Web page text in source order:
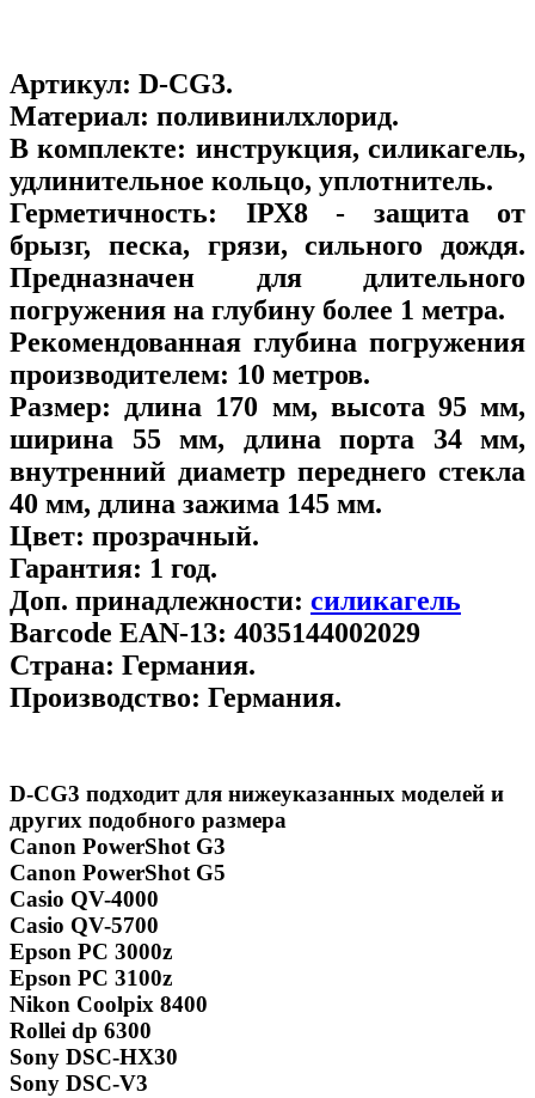
Артикул: D-CG3.
Материал: поливинилхлорид.
В комплекте: инструкция, силикагель,
удлинительное кольцо, уплотнитель.
Герметичность: IРХ8 - защита от
брызг, песка, грязи, сильного дождя.
Предназначен для длительного
погружения на глубину более 1 метра.
Рекомендованная глубина погружения
производителем: 10 метров.
Размер: длина 170 мм, высота 95 мм,
ширина 55 мм, длина порта 34 мм,
внутренний диаметр переднего стекла
40 мм, длина зажима 145 мм.
Цвет: прозрачный.
Гарантия: 1 год.
Доп. принадлежности: cиликагель
Barcode EAN-13: 4035144002029
Страна: Германия.
Производство: Германия.
D-CG3 подходит для нижеуказанных моделей и
других подобного размера
Canon PowerShot G3
Canon PowerShot G5
Casio QV-4000
Casio QV-5700
Epson PC 3000z
Epson PC 3100z
Nikon Coolpix 8400
Rollei dp 6300
Sony DSC-HX30
Sony DSC-V3